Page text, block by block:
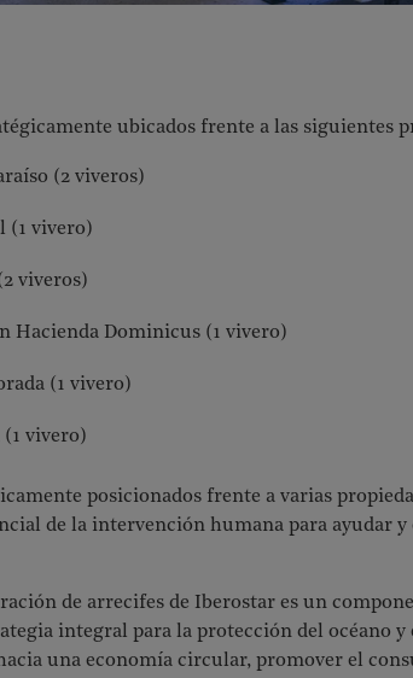
ubicados frente a las siguientes
(2 viveros)
(1 vivero)
viveros)
Hacienda Dominicus (1 vivero)
(1 vivero)
(1 vivero)
posicionados frente a varias
de la intervención humana para ayudar
de arrecifes de Iberostar es un
integral para la protección del océano
una economía circular, promover el